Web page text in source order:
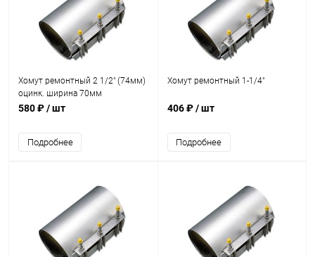
Хомут ремонтный 2 1/2" (74мм)
оцинк. ширина 70мм
580 ₽/ шт
Подробнее
Хомут ремонтный 1-1/4"
406 ₽/ шт
Подробнее